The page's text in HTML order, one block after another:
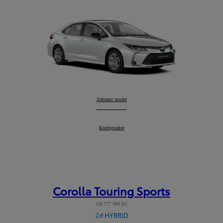
Corolla Sedan:
Zobrazit model
Corolla Sedan
Konfigurátor
Corolla Touring Sports
Od 777 900 Kč
HYBRID